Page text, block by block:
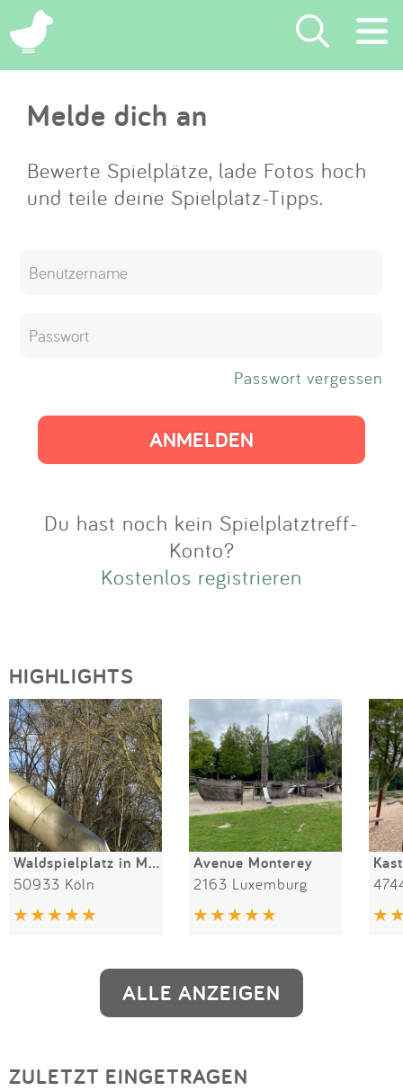
×
Suchen
Eintragen
App
Melde dich an
Bewerte Spielplätze, lade Fotos hoch
und teile deine Spielplatz-Tipps.
Passwort vergessen
Du hast noch kein Spielplatztreff-
Konto?
Kostenlos registrieren
HIGHLIGHTS
Waldspielplatz in Müngersdorf
50933 Köln
Avenue Monterey
2163 Luxemburg
ALLE ANZEIGEN
ZULETZT EINGETRAGEN